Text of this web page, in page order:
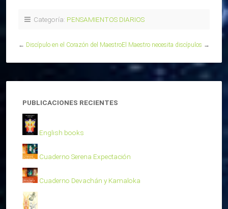
Categoría: PENSAMIENTOS DIARIOS
← Discípulo en el Corazón del MaestroEl Maestro necesita discípulos →
PUBLICACIONES RECIENTES
English books
Cuaderno Serena Expectación
Cuaderno Devachán y Kamaloka